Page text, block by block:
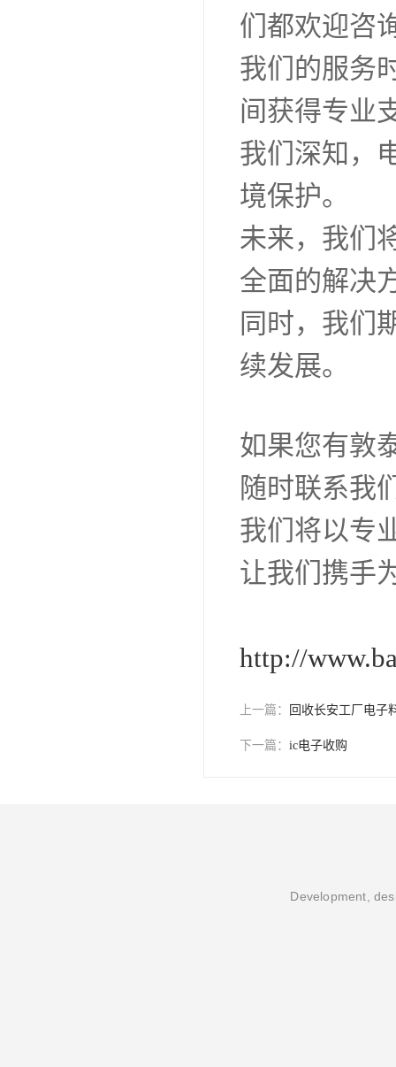
们都欢迎咨
我们的服务
间获得专业
我们深知，
境保护。
未来，我们
全面的解决
同时，我们
续发展。
如果您有敦
随时联系我
我们将以专
让我们携手
http://
上一篇： 回收长安工厂电子
下一篇： ic电子收购
Development,